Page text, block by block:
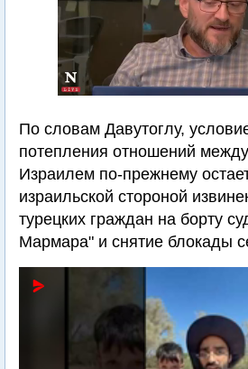
По словам Давутоглу,
потепления отношений
Израилем по-прежнему
израильской стороной
турецких граждан на борту
Мармара" и снятие блокады